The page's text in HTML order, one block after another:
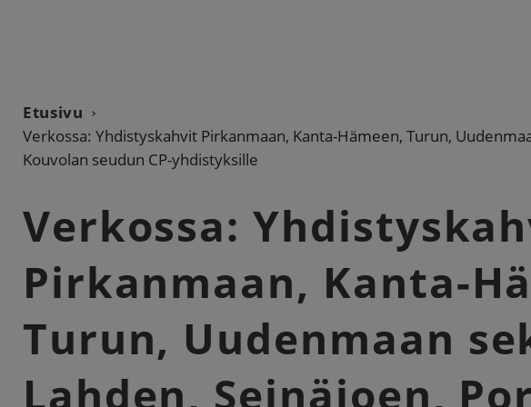
Etusivu
Verkossa: Yhdistyskahvit Pirkanmaan, Kanta-Hämeen, Turun,
Kouvolan seudun CP-yhdistyksille
Verkossa:
Pirkanmaan, Kanta-
Turun, Uudenmaan
Lahden, Seinäjoen,